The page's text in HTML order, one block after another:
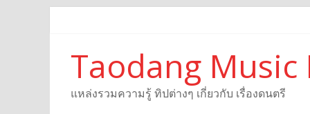
Taodang Music
แหล่งรวมความรู้ ทิปต่างๆ เกี่ยวกับ เรื่องดนตรี